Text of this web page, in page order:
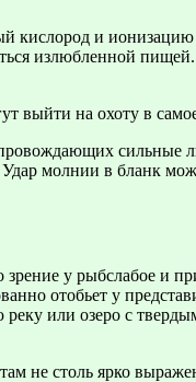
кислород и
излюбленной
выйти на охоту в
молнии в бланк
у рыбслабое и
отобьет у
реку или озеро с
не столь ярко